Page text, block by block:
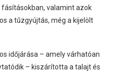
valamint azok
a tűzgyújtás, még a kijelölt
időjárása – amely várhatóan
– kiszárította a talajt és